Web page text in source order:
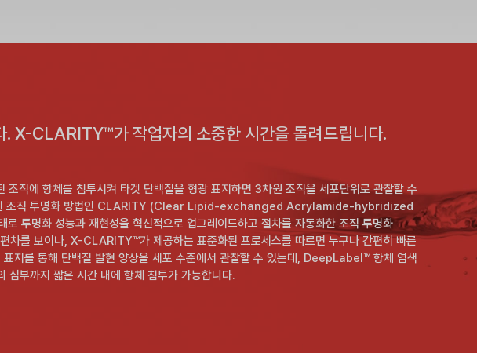
. X-CLARITY™가 작업자의 소중한 시간을 돌려드립니다.
직에 항체를 침투시켜 타겟 단백질을 형광 표지하면 3차원 조직을 세포단위로 관찰할 수
된 조직 투명화 방법인 CLARITY (Clear Lipid-exchanged Acrylamide-hybridized
성능과 재현성을 혁신적으로 업그레이드하고 절차를 자동화한 조직 투명화
차를 보이나, X-CLARITY™가 제공하는 표준화된 프로세스를 따르면 누구나 간편히 빠른
지를 통해 단백질 발현 양상을 세포 수준에서 관찰할 수 있는데, DeepLabel™ 항체 염색
까지 짧은 시간 내에 항체 침투가 가능합니다.